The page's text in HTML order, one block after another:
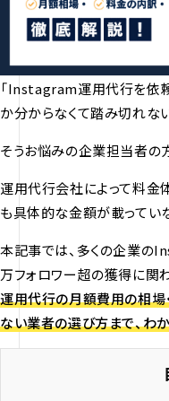
「Instagram運用代行を依
か分からなくて踏み切れな
そうお悩みの企業担当者の
運用代行会社によって料金
も具体的な金額が載ってい
本記事では、多くの企業の
万フォロワー超の獲得に関
運用代行の月額費用の相場
ない業者の選び方まで、わ